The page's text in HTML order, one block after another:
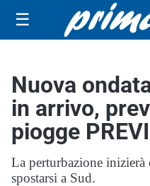
☰
Nuova
in arrivo,
piogge
La perturbazione
spostarsi a Sud.